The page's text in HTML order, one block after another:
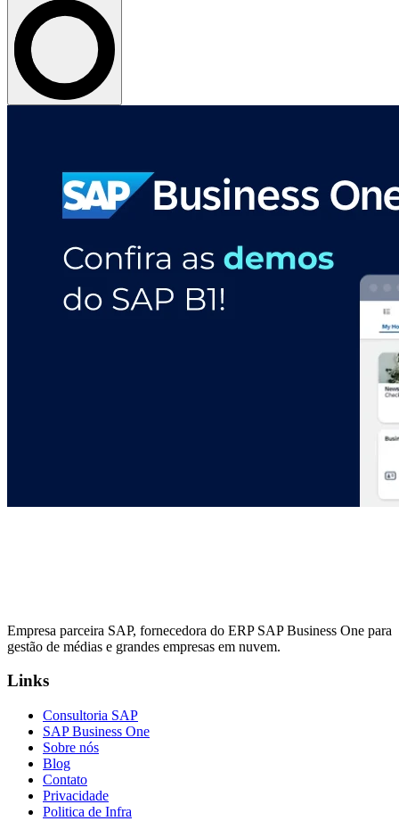
Empresa parceira SAP, fornecedora do ERP SAP Business One para
gestão de médias e grandes empresas em nuvem.
Links
Consultoria SAP
SAP Business One
Sobre nós
Blog
Contato
Privacidade
Politica de Infra